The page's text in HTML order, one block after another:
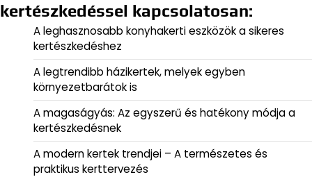
kertészkedéssel kapcsolatosan:
A leghasznosabb konyhakerti eszközök a sikeres
kertészkedéshez
A legtrendibb házikertek, melyek egyben
környezetbarátok is
A magaságyás: Az egyszerű és hatékony módja a
kertészkedésnek
A modern kertek trendjei – A természetes és
praktikus kerttervezés